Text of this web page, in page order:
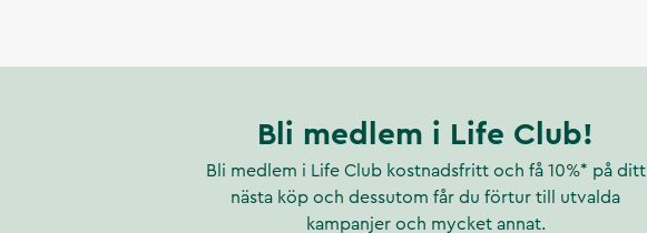
Bli medlem i Life Club!
Bli medlem i Life Club kostnadsfritt och få 10%* på ditt
nästa köp och dessutom får du förtur till utvalda
kampanjer och mycket annat.